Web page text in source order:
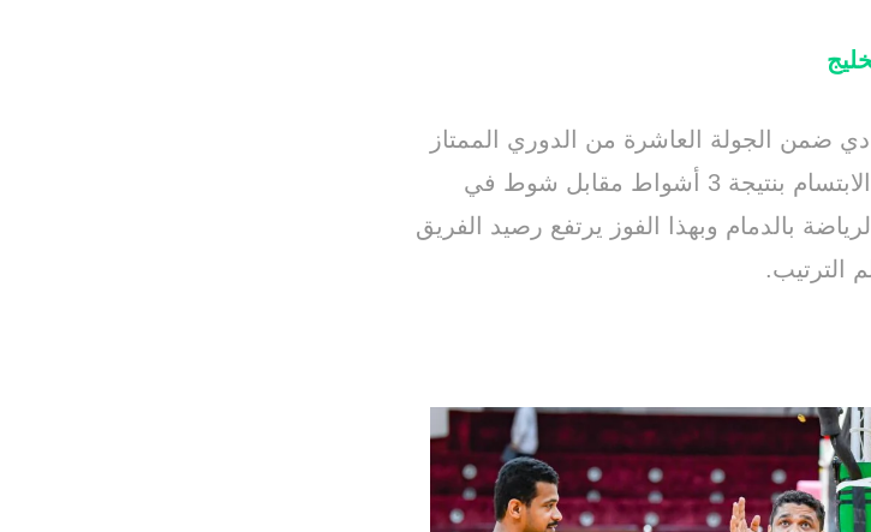
ضمن الجولة العاشرة من الدوري الممتاز
لكرة الطائرة من أمام نظيرة نادي الابتسام بنتيجة 3 أشواط مقابل شوط في
بالدمام وبهذا الفوز يرتفع رصيد الفريق